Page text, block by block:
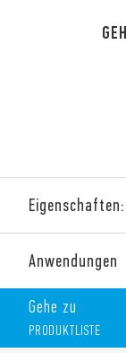
Eigenschaften:
4 Schließer,
Öffner
Kontaktart:
Über interne
Anwendungen
Gehe zu
PRODUKTLISTE